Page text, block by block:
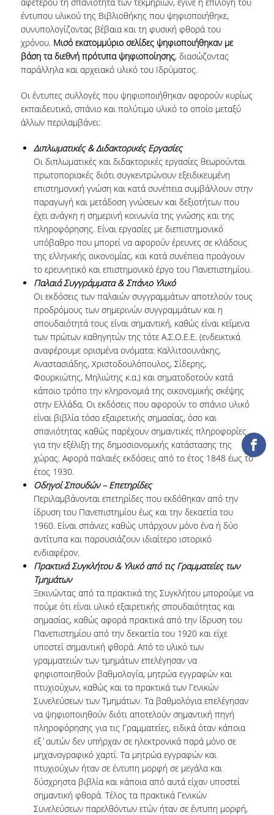
ΕΡΓΑ ΑΝΑΠΤΥΞΗΣ
ΣΥΛΛΟΓΕΣ
ΕΝΤΥΠΕΣ ΣΥΛΛΟΓΕΣ
ΨΗΦΙΑΚΕΣ ΠΗΓΕΣ
Κ.Ε.Τ
ΟΟΣΑ
Π.Ο.Τ
ΥΠΗΡΕΣΙΕΣ
ΑΝΑΓΝΩΣΤΗΡΙΟ
ΔΙΑΔΑΝΕΙΣΜΟΣ
ΠΑΡΑΓΓΕΛΙΕΣ ΒΙΒΛΙΩΝ
ΦΩΤΟΤΥΠΗΣΗ –
ΕΚΤΥΠΩΣΗ
ΤΕΧΝΙΚΗ ΥΠΟΔΟΜΗ
ΕΚΠΑΙΔΕΥΤΙΚΕΣ
ΠΑΡΟΥΣΙΑΣΕΙΣ -
ΕΚΔΗΛΩΣΕΙΣ
ΕΡΓΑΛΕΙΑ
ΟΔΗΓΟΙ ΒΙΒΛΙΟΘΗΚΗΣ
SCOPUS
GOOGLE SCHOLAR
MICROSOFT ACADEMIC
SEARCH
INCITES JOURNAL
CITATION REPORTS
ΑΚΑΔΗΜΑΪΚΗ ΓΩΝΙΑ
ΜΑΘΗΣΗΣ
AUEB WEB ARCHIVE
ΣΥΝΕΡΓΕΙΕΣ
έντυπου υλικού της Βιβλιοθήκης που ψηφιοποιήθηκε,
συνυπολογίζοντας βέβαια και τη φυσική φθορά του
χρόνου. Μισό εκατομμύριο σελίδες ψηφιοποιήθηκαν με
βάση τα διεθνή πρότυπα ψηφιοποίησης, διασώζοντας
παράλληλα και αρχειακό υλικό του Ιδρύματος.
Οι έντυπες συλλογές που ψηφιοποιήθηκαν αφορούν κυρίως
εκπαιδευτικό, σπάνιο και πολύτιμο υλικό το οποίο μεταξύ
άλλων περιλαμβάνει:
Διπλωματικές & Διδακτορικές Εργασίες
Οι διπλωματικές και διδακτορικές εργασίες θεωρούνται
πρωτοποριακές διότι συγκεντρώνουν εξειδικευμένη
επιστημονική γνώση και κατά συνέπεια συμβάλλουν στην
παραγωγή και μετάδοση γνώσεων και δεξιοτήτων που
έχει ανάγκη η σημερινή κοινωνία της γνώσης και της
πληροφόρησης. Είναι εργασίες με διεπιστημονικό
υπόβαθρο που μπορεί να αφορούν έρευνες σε κλάδους
της ελληνικής οικονομίας, και κατά συνέπεια προάγουν
το ερευνητικό και επιστημονικό έργο του Πανεπιστημίου.
Παλαιά Συγγράμματα & Σπάνιο Υλικό
Οι εκδόσεις των παλαιών συγγραμμάτων αποτελούν τους
προδρόμους των σημερινών συγγραμμάτων και η
σπουδαιότητά τους είναι σημαντική, καθώς είναι κείμενα
των πρώτων καθηγητών της τότε Α.Σ.Ο.Ε.Ε. (ενδεικτικά
αναφέρουμε ορισμένα ονόματα: Καλλιτσουνάκης,
Αναστασιάδης, Χριστοδουλόπουλος, Σίδερης,
Φουρκιώτης, Μηλιώτης κ.α.) και σηματοδοτούν κατά
κάποιο τρόπο την κληρονομιά της οικονομικής σκέψης
στην Ελλάδα. Οι εκδόσεις που αφορούν το σπάνιο υλικό
είναι βιβλία τόσο εξαιρετικής σημασίας, όσο και
σπανιότητας καθώς παρέχουν σημαντικές πληροφορίες
για την εξέλιξη της δημοσιονομικής κατάστασης της
χώρας. Αφορά παλαιές εκδόσεις από το έτος 1848 έως το
έτος 1930.
Οδηγοί Σπουδών – Επετηρίδες
Περιλαμβάνονται επετηρίδες που εκδόθηκαν από την
ίδρυση του Πανεπιστημίου έως και την δεκαετία του
1960. Είναι σπάνιες καθώς υπάρχουν μόνο ένα ή δύο
αντίτυπα και παρουσιάζουν ιδιαίτερο ιστορικό
ενδιαφέρον.
Πρακτικά Συγκλήτου & Υλικό από τις Γραμματείες των
Τμημάτων
Ξεκινώντας από τα πρακτικά της Συγκλήτου μπορούμε να
πούμε ότι είναι υλικό εξαιρετικής σπουδαιότητας και
σημασίας, καθώς αφορά πρακτικά από την ίδρυση του
Πανεπιστημίου από την δεκαετία του 1920 και είχε
υποστεί σημαντική φθορά. Από το υλικό των
γραμματειών των τμημάτων επελέγησαν να
φηφιοποιηθούν βαθμολογία, μητρώα εγγραφών και
πτυχιούχων, καθώς και τα πρακτικά των Γενικών
Συνελεύσεων των Τμημάτων. Τα βαθμολόγια επελέγησαν
να ψηφιοποιηθούν διότι αποτελούν σημαντική πηγή
πληροφόρησης για τις Γραμματείες, ειδικά όταν κάποια
εξ΄αυτών δεν υπήρχαν σε ηλεκτρονικά παρά μόνο σε
μηχανογραφικό χαρτί. Τα μητρώα εγγραφών και
πτυχιούχων ήταν σε έντυπη μορφή σε μεγάλα και
δύσχρηστα βιβλία και κάποια από αυτά είχαν υποστεί
σημαντική φθορά. Τέλος τα πρακτικά Γενικών
Συνελεύσεων παρελθόντων ετών ήταν σε έντυπη μορφή,